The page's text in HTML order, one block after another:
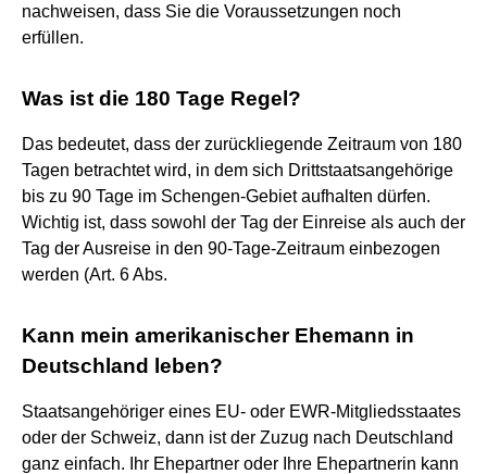
nachweisen, dass Sie die Voraussetzungen noch
erfüllen.
Was ist die 180 Tage Regel?
Das bedeutet, dass der zurückliegende Zeitraum von 180
Tagen betrachtet wird, in dem sich Drittstaatsangehörige
bis zu 90 Tage im Schengen-Gebiet aufhalten dürfen.
Wichtig ist, dass sowohl der Tag der Einreise als auch der
Tag der Ausreise in den 90-Tage-Zeitraum einbezogen
werden (Art. 6 Abs.
Kann mein amerikanischer Ehemann in
Deutschland leben?
Staatsangehöriger eines EU- oder EWR-Mitgliedsstaates
oder der Schweiz, dann ist der Zuzug nach Deutschland
ganz einfach. Ihr Ehepartner oder Ihre Ehepartnerin kann